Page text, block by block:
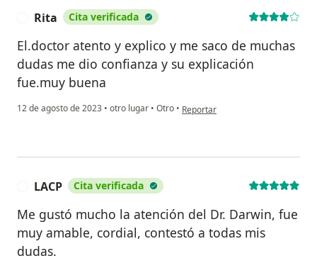
Rita Cita verificada
El.doctor atento y explico y me saco de muchas
dudas me dio confianza y su explicación
fue.muy buena
12 de agosto de 2023 • otro lugar • Otro • en opinión del usuario Rita
Reportar
LACP Cita verificada
Me gustó mucho la atención del Dr. Darwin, fue
muy amable, cordial, contestó a todas mis
dudas.